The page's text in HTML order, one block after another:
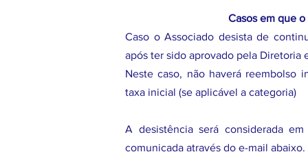
Casos em que
Caso o Associado desista de
após ter sido aprovado pela Diretoria
Neste caso, não haverá reembolso
taxa inicial (se aplicável a categoria)
A desistência será considerada
comunicada através do e-mail abaixo.